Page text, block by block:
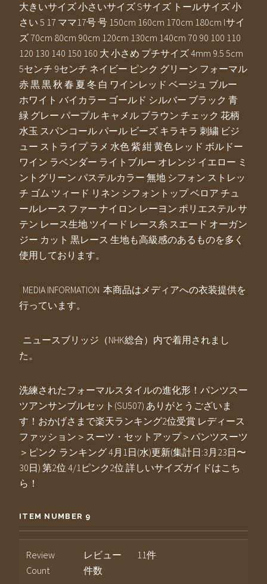
大きいサイズ 小さいサイズ Sサイズ トールサイズ 小
さい 5 17 ママ17号 号 150cm 160cm 170cm 180cm lサイ
ズ 70cm 80cm 90cm 120cm 130cm 140cm 70 90 100 110
120 130 140 150 160 大 小さめ プチサイズ 4mm 9.5 5cm
5センチ 9センチ ネイビー ピンク グリーン フォーマル
赤 黒 黒 秋 春 夏 冬 白 ワインレッド ベージュ ブルー
ホワイト バイカラー ゴールド シルバー ブラック 青
緑 グレー パープル キャメル ブラウン チェック 花柄
水玉 スパンコール パール ビーズ キラキラ 刺繍 ビジ
ュー ストライプ ラメ 水色 紫 紺 黄色 レッド ボルドー
ワイン ラベンダー ライトブルー オレンジ イエロー ミ
ントグリーン パステルカラー 無地 シフォン ストレッ
チ ゴム ツィード リネン シフォントップ ベロア チュ
ールレース ファー ナイロン レーヨン ポリエステル サ
テン レース生地 ツイード レース糸 スエード オーガン
ジー カット 黒レース 生地も高級感のあるものを多く
使用しております。
MEDIA INFORMATION 本商品はメディアへの衣装提供を
行っています。
ニュースブリッジ（NHK総合）内で着用されまし
た。
洗練されたフォーマルスタイルの進化形！パンツスー
ツアンサンブルセット(SU507) ありがとうございま
す！おかげさまで楽天ランキング2位受賞 レディース
ファッション＞スーツ・セットアップ＞パンツスーツ
＞ピンク ランキング 4月1日(水)更新(集計日:3月23日〜
30日) 第2位 4/1ピンク2位 詳しいサイズガイドはこち
ら！
ITEM NUMBER 9
Review
Count
レビュー
件数
11件